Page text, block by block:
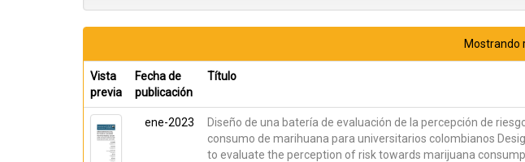
Mostrando
Vista
previa
Fecha de
publicación
Título
ene-2023
Diseño de una batería de evaluación de la percepción de
consumo de marihuana para universitarios colombianos
to evaluate the perception of risk towards marijuana